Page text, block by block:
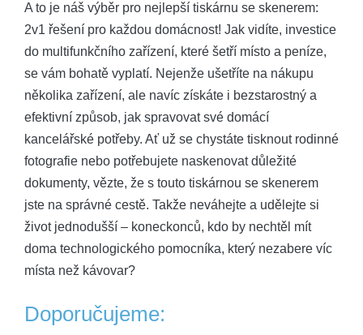
A to je náš výběr pro nejlepší tiskárnu se skenerem:
2v1 řešení pro každou domácnost! Jak vidíte, investice
do multifunkčního zařízení, které šetří místo a peníze,
se vám bohatě vyplatí. Nejenže ušetříte na nákupu
několika zařízení, ale navíc získáte i bezstarostný a
efektivní způsob, jak spravovat své domácí
kancelářské potřeby. Ať už se chystáte tisknout rodinné
fotografie nebo potřebujete naskenovat důležité
dokumenty, vězte, že s touto tiskárnou se skenerem
jste na správné cestě. Takže neváhejte a udělejte si
život jednodušší – koneckonců, kdo by nechtěl mít
doma technologického pomocníka, který nezabere víc
místa než kávovar?
Doporučujeme: